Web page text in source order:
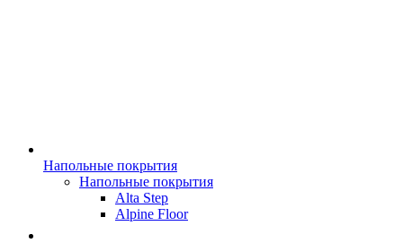
Напольные покрытия
Напольные покрытия
Alta Step
Alpine Floor